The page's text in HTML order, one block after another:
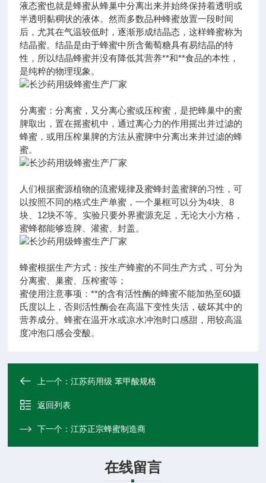
液态蜜也就是蜂蜜从蜂巢中分离出来并始终保持着透明或
半透明黏稠状的液体。然而多数品种蜂蜜放置一段时间
后，尤其在气温较低时，逐渐形成结晶态，这样蜂蜜称为
结晶蜜。结晶是由于蜂蜜中所含葡萄糖具有易结晶的特
性，所以结晶蜂蜜并没有降低其营养**和**食品的本性，
是纯粹的物理现象。
分离蜜：分离蜜，又分离心蜜或压榨蜜，是把蜂巢中的蜜
脾取出，置在摇蜜机中，通过离心力的作用摇出并过滤的
蜂蜜，或用压榨巢脾的方法从蜜脾中分离出来并过滤的蜂
蜜。
人们根据蜜源植物的流蜜规律及蜜蜂封盖蜜脾的习性，可
以按照不同的格式生产单蜜，一个巢框可以分为4块、8
块、12块不等。实验只要外界蜜源充足，无论大小方格，
蜜蜂都能够造脾、灌蜜、封盖。
蜂蜜根据生产方式：按生产蜂蜜的不同生产方式，可分为
分离蜜、巢蜜、压榨蜜等；
蜜使用注意事项：**的含有活性酶的蜂蜜不能加热至60摄
氏度以上，否则活性酶会在高温下变性失活，破坏其中的
营养成分。蜂蜜在温开水或凉水冲泡时口感甜，用较高温
度冲泡口感会变酸。
上一个：江苏药用级 苯甲酸规格
返回列表
下一个：江苏正宗蜂蜜制造商
在线留言